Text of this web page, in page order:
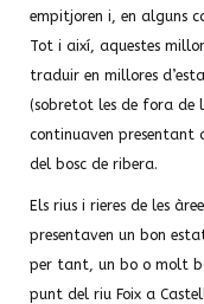
empitjoren i, en alguns
Tot i així, aquestes
traduir en millores
(sobretot les de fora de
continuaven presentant
del bosc de ribera.
Els rius i rieres de les
presentaven un bon
per tant, un bo o molt
punt del riu Foix a